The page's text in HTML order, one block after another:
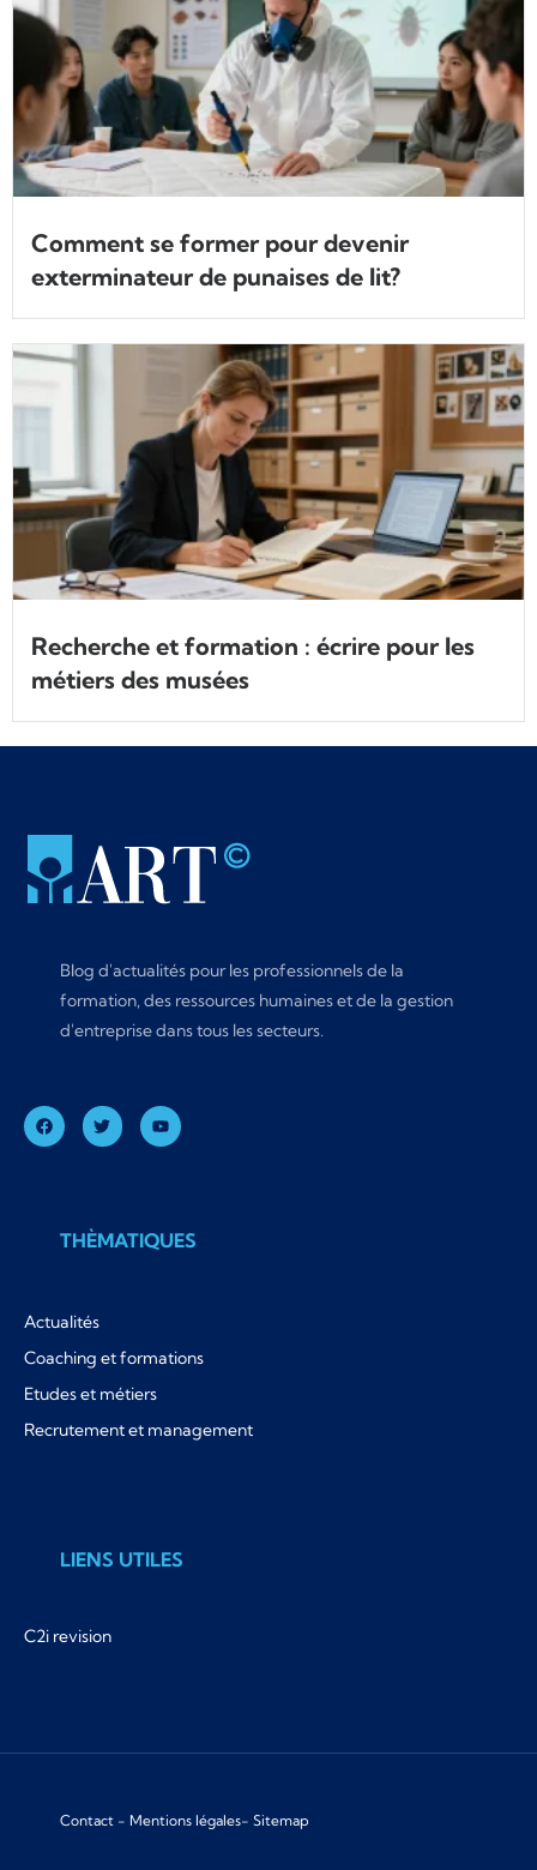
Comment se former pour devenir
exterminateur de punaises de lit?
Recherche et formation : écrire pour les
métiers des musées
Blog d'actualités pour les professionnels de la
formation, des ressources humaines et de la gestion
d'entreprise dans tous les secteurs.
THÈMATIQUES
Actualités
Coaching et formations
Etudes et métiers
Recrutement et management
LIENS UTILES
C2i revision
Contact - Mentions légales- Sitemap